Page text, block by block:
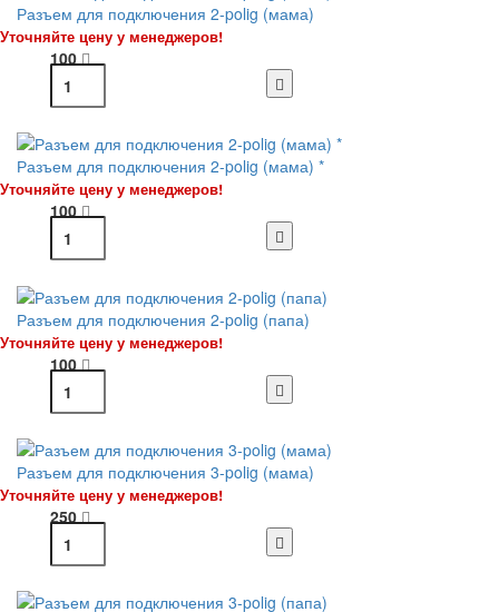
Разъем для подключения 2-polig (мама)
Уточняйте цену у менеджеров!
100
Разъем для подключения 2-polig (мама) *
Уточняйте цену у менеджеров!
100
Разъем для подключения 2-polig (папа)
Уточняйте цену у менеджеров!
100
Разъем для подключения 3-polig (мама)
Уточняйте цену у менеджеров!
250